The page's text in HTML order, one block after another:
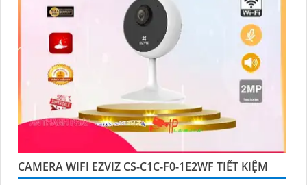
CAMERA WIFI EZVIZ CS-C1C-F0-1E2WF TIẾT KIỆM